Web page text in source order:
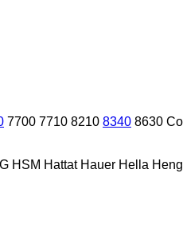
7700 7710 8210 8340 8630
HSM Hattat Hauer Hella